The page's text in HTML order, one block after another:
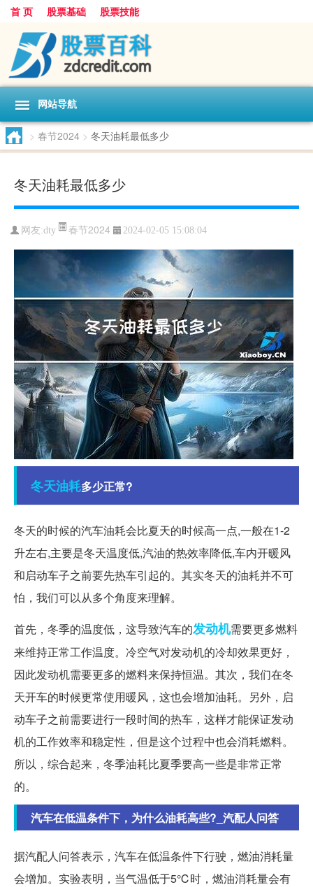
首 页 股票基础 股票技能
网站导航
> 春节2024 > 冬天油耗最低多少
冬天油耗最低多少
网友:dty 春节2024 2024-02-05 15:08:04
冬天油耗多少正常?
冬天的时候的汽车油耗会比夏天的时候高一点,一般在1-2
升左右,主要是冬天温度低,汽油的热效率降低,车内开暖风
和启动车子之前要先热车引起的。其实冬天的油耗并不可
怕，我们可以从多个角度来理解。
首先，冬季的温度低，这导致汽车的发动机需要更多燃料
来维持正常工作温度。冷空气对发动机的冷却效果更好，
因此发动机需要更多的燃料来保持恒温。其次，我们在冬
天开车的时候更常使用暖风，这也会增加油耗。另外，启
动车子之前需要进行一段时间的热车，这样才能保证发动
机的工作效率和稳定性，但是这个过程中也会消耗燃料。
所以，综合起来，冬季油耗比夏季要高一些是非常正常
的。
汽车在低温条件下，为什么油耗高些?_汽配人问答
据汽配人问答表示，汽车在低温条件下行驶，燃油消耗量
会增加。实验表明，当气温低于5℃时，燃油消耗量会有